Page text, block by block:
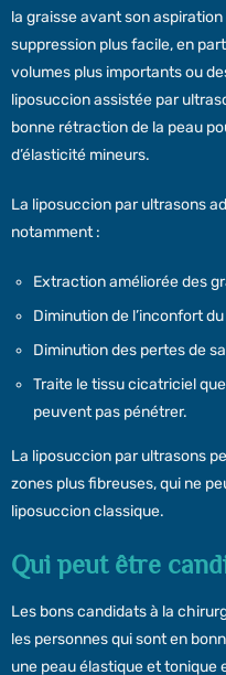
la graisse avant son
suppression plus facile, en
volumes plus importants ou
liposuccion assistée par
bonne rétraction de la peau
d’élasticité mineurs.
La liposuccion par ultrasons
notamment :
Extraction améliorée des
Diminution de l’inconfort
Diminution des pertes de
Traite le tissu cicatriciel
peuvent pas pénétrer.
La liposuccion par ultrasons
zones plus fibreuses, qui ne
liposuccion classique.
Qui peut être
Les bons candidats à la
les personnes qui sont en
une peau élastique et tonique